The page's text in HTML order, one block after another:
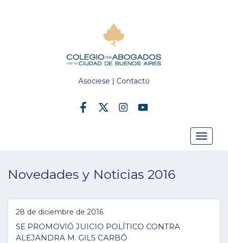
Asociese | Contacto
Toggle
Novedades y Noticias 2016
28 de diciembre de 2016
SE PROMOVIÓ JUICIO POLÍTICO CONTRA
ALEJANDRA M. GILS CARBÓ